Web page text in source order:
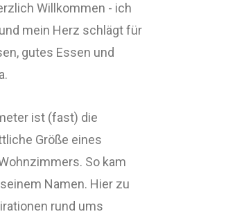
Willkommen - ich
mein Herz schlägt für
gutes Essen und
ist (fast) die
Größe eines
So kam
Namen. Hier zu
rund ums